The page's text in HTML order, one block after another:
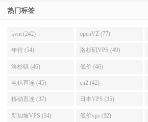
热门标签
kvm (242) openVZ (77)
年付 (54) 洛杉矶VPS (49)
洛杉矶 (46) 低价 (46)
电信直连 (45) cn2 (42)
移动直连 (37) 日本VPS (35)
新加坡VPS (34) 低价vps (32)